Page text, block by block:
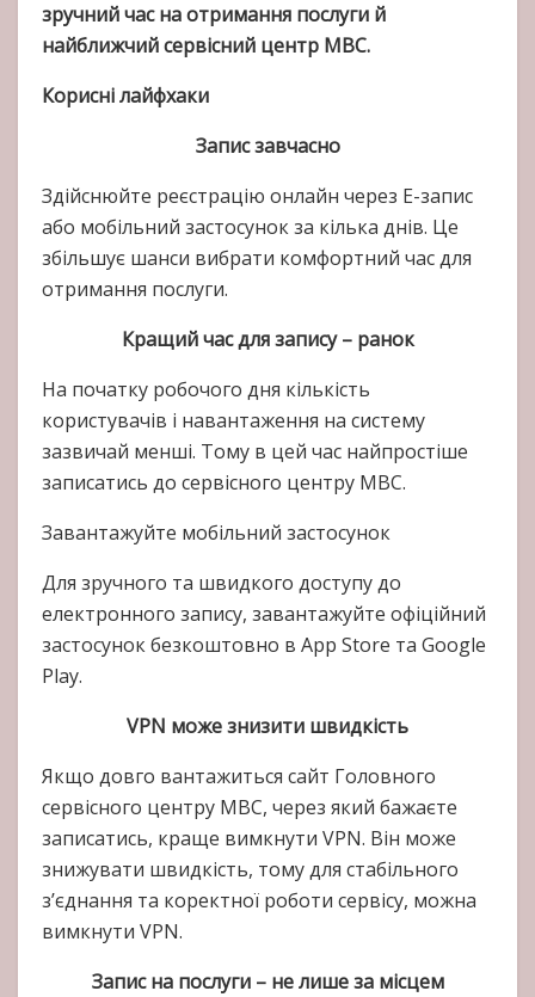
зручний час на отримання послуги й
найближчий сервісний центр МВС.
Корисні лайфхаки
Запис завчасно
Здійснюйте реєстрацію онлайн через Е-запис
або мобільний застосунок за кілька днів. Це
збільшує шанси вибрати комфортний час для
отримання послуги.
Кращий час для запису – ранок
На початку робочого дня кількість
користувачів і навантаження на систему
зазвичай менші. Тому в цей час найпростіше
записатись до сервісного центру МВС.
Завантажуйте мобільний застосунок
Для зручного та швидкого доступу до
електронного запису, завантажуйте офіційний
застосунок безкоштовно в App Store та Google
Play.
VPN може знизити швидкість
Якщо довго вантажиться сайт Головного
сервісного центру МВС, через який бажаєте
записатись, краще вимкнути VPN. Він може
знижувати швидкість, тому для стабільного
з’єднання та коректної роботи сервісу, можна
вимкнути VPN.
Запис на послуги – не лише за місцем